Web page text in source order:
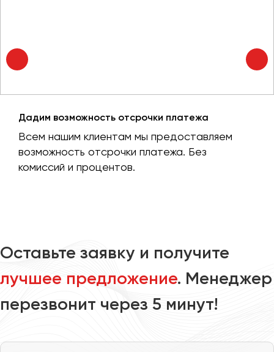
Дадим возможность отсрочки платежа
Всем нашим клиентам мы предоставляем
возможность отсрочки платежа. Без
комиссий и процентов.
Оставьте заявку и получите
лучшее предложение. Менеджер
перезвонит через 5 минут!